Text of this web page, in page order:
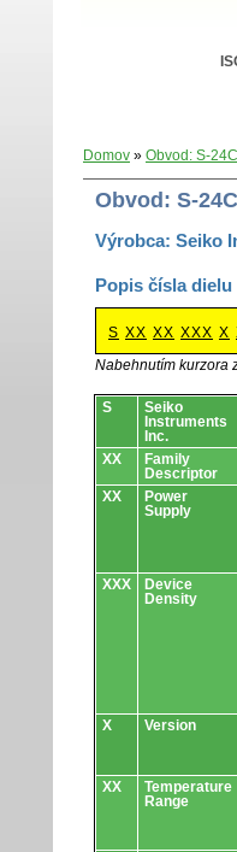
Domov » Obvod: S-
Obvod: S-
Výrobca: Seiko
Popis čísla
S XX XX XXX X
Nabehnutím kurzora
Obvody.
S
Seiko
Instruments
Inc.
XX
Family
Descriptor
XX
Power
Supply
XXX
Device
Density
X Version
XX
Temperature
Range